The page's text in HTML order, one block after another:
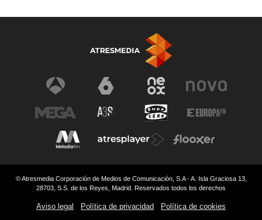
© Atresmedia Corporación de Medios de Comunicación, S.A - A. Isla Graciosa 13,
28703, S.S. de los Reyes, Madrid. Reservados todos los derechos
Aviso legal Política de privacidad Política de cookies